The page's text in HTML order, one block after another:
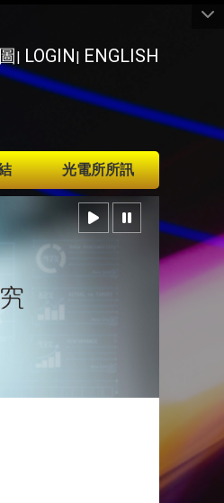
| LOGIN| ENGLISH
光電所所訊